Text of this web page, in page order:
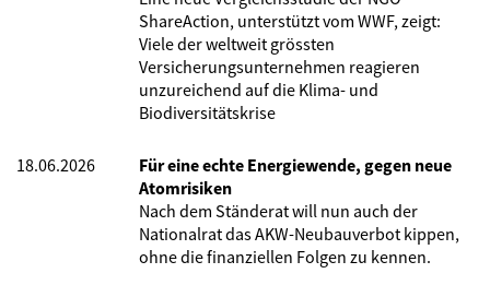
ShareAction, unterstützt vom WWF, zeigt:
Viele der weltweit grössten
Versicherungsunternehmen reagieren
unzureichend auf die Klima- und
Biodiversitätskrise
18.06.2026
Für eine echte Energiewende, gegen neue
Atomrisiken
Nach dem Ständerat will nun auch der
Nationalrat das AKW-Neubauverbot kippen,
ohne die finanziellen Folgen zu kennen.